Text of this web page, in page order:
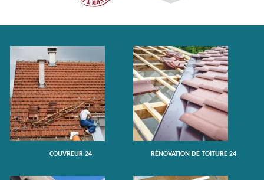
COUVREUR 24 RÉNOVATION DE TOITURE 24